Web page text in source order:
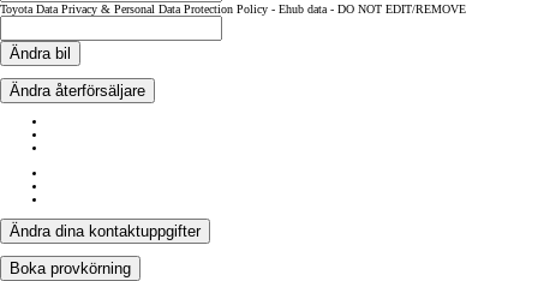
Toyota Data Privacy & Personal Data Protection Policy - Ehub data - DO NOT EDIT/REMOVE
Ändra bil
Ändra återförsäljare
Ändra dina kontaktuppgifter
Boka provkörning